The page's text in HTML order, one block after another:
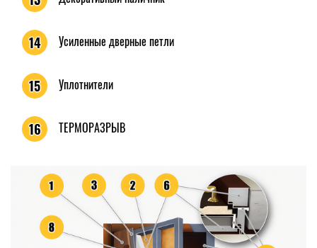
14 Усиленные дверные петли
15 Уплотнители
16 ТЕРМОРАЗРЫВ